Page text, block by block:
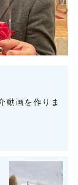
動画を作りま